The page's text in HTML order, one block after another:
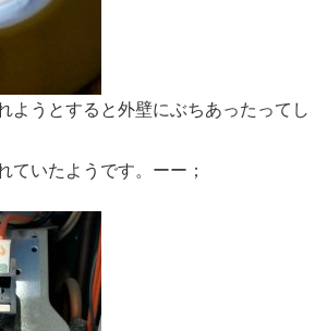
ようとすると外壁にぶちあったってし
ていたようです。ーー；